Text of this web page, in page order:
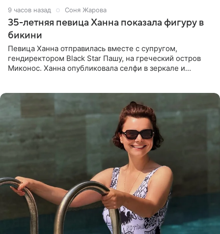
9 часов назад Соня Жарова
35-летняя певица Ханна показала фигуру в
бикини
Певица Ханна отправилась вместе с супругом,
гендиректором Black Star Пашу, на греческий остров
Миконос. Ханна опубликовала селфи в зеркале и